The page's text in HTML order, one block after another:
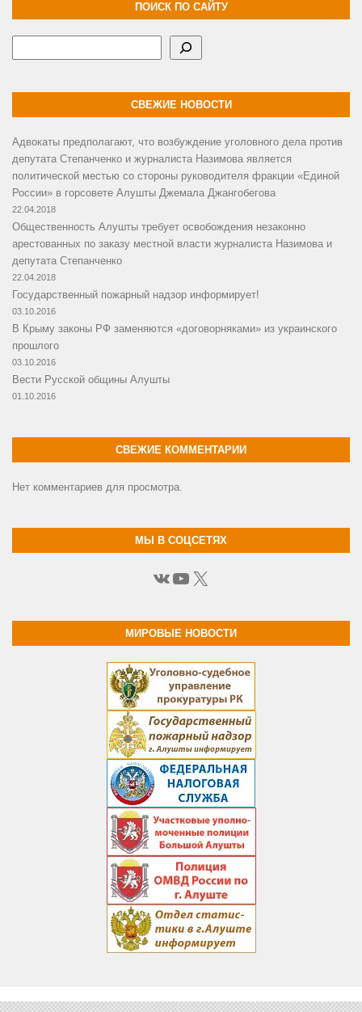
ПОИСК ПО САЙТУ
СВЕЖИЕ НОВОСТИ
Адвокаты предполагают, что возбуждение уголовного дела против
депутата Степанченко и журналиста Назимова является
политической местью со стороны руководителя фракции «Единой
России» в горсовете Алушты Джемала Джангобегова
22.04.2018
Общественность Алушты требует освобождения незаконно
арестованных по заказу местной власти журналиста Назимова и
депутата Степанченко
22.04.2018
Государственный пожарный надзор информирует!
03.10.2016
В Крыму законы РФ заменяются «договорняками» из украинского
прошлого
03.10.2016
Вести Русской общины Алушты
01.10.2016
СВЕЖИЕ КОММЕНТАРИИ
Нет комментариев для просмотра.
МЫ В СОЦСЕТЯХ
ВКонтакте
YouTube
X
МИРОВЫЕ НОВОСТИ